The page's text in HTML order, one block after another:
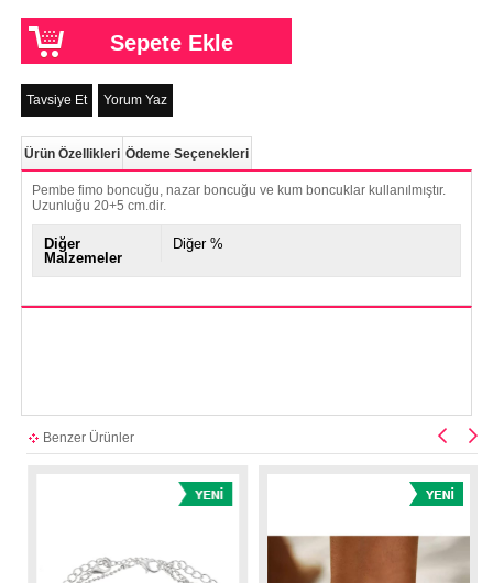
Tavsiye Et Yorum Yaz
Ürün Özellikleri Ödeme Seçenekleri
Pembe fimo boncuğu, nazar boncuğu ve kum boncuklar kullanılmıştır.
Uzunluğu 20+5 cm.dir.
Diğer
Malzemeler
Diğer %
Benzer Ürünler